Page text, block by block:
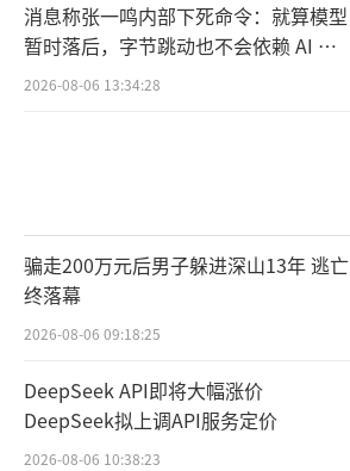
消息称张一鸣内部下死命令：就算模型
暂时落后，字节跳动也不会依赖 AI 蒸
馏技术
2026-08-06 13:34:28
骗走200万元后男子躲进深山13年 逃亡
终落幕
2026-08-06 09:18:25
DeepSeek API即将大幅涨价
DeepSeek拟上调API服务定价
2026-08-06 10:38:23